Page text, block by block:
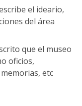
el ideario,
del área
que el museo
oficios,
etc